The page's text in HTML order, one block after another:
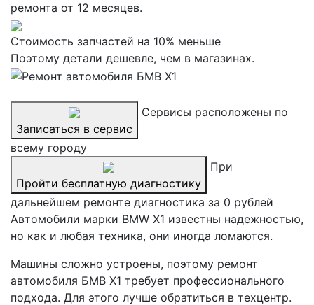
ремонта от 12 месяцев.
Стоимость запчастей на 10% меньше
Поэтому детали дешевле, чем в магазинах.
Записаться в сервис
Сервисы расположены по
всему городу
Пройти бесплатную диагностику
При
дальнейшем ремонте диагностика за 0 рублей
Автомобили марки BMW X1 известны надежностью,
но как и любая техника, они иногда ломаются.
Машины сложно устроены, поэтому ремонт
автомобиля БМВ X1 требует профессионального
подхода. Для этого лучше обратиться в техцентр.